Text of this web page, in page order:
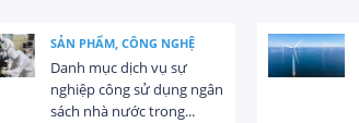
SẢN PHẨM, CÔNG NGHỆ
Danh mục dịch vụ sự
nghiệp công sử dụng ngân
sách nhà nước trong...